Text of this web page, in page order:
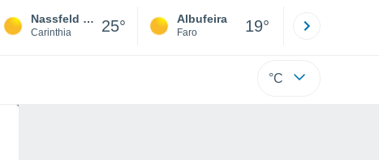
Nassfeld - Hermagor
Carinthia 25° Albufeira
Faro 19°
°C